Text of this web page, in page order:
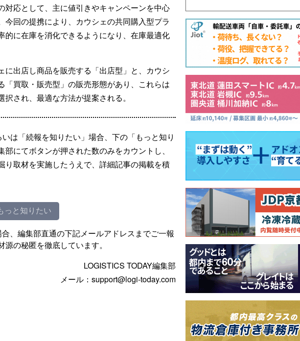
対応として、主に値引きやキャンペーンを中心
今回の提携により、カウシェの共同購入型プラ
的に在庫を消化できるようになり、在庫最適化
に出店し商品を販売する「出店型」と、カウシ
「買取・販売型」の販売形態があり、これらは
され、最適な方法が提案される。
は「続報を知りたい」場合、下の「もっと知り
にてボタンが押された数のみをカウントし、
り取材を実施したうえで、詳細記事の掲載を積
っと知りたい
、編集部直通の下記メールアドレスまでご一報
の秘匿を徹底しています。
LOGISTICS TODAY編集部
メール：support@logi-today.com